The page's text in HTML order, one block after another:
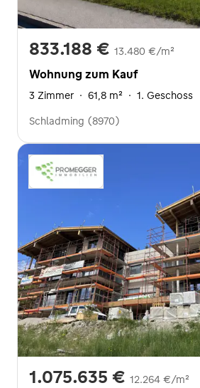
833.188 € 13.480 €/m²
Wohnung zum Kauf
3 Zimmer · 61,8 m² · 1. Geschoss
Schladming (8970)
1.075.635 € 12.264 €/m²